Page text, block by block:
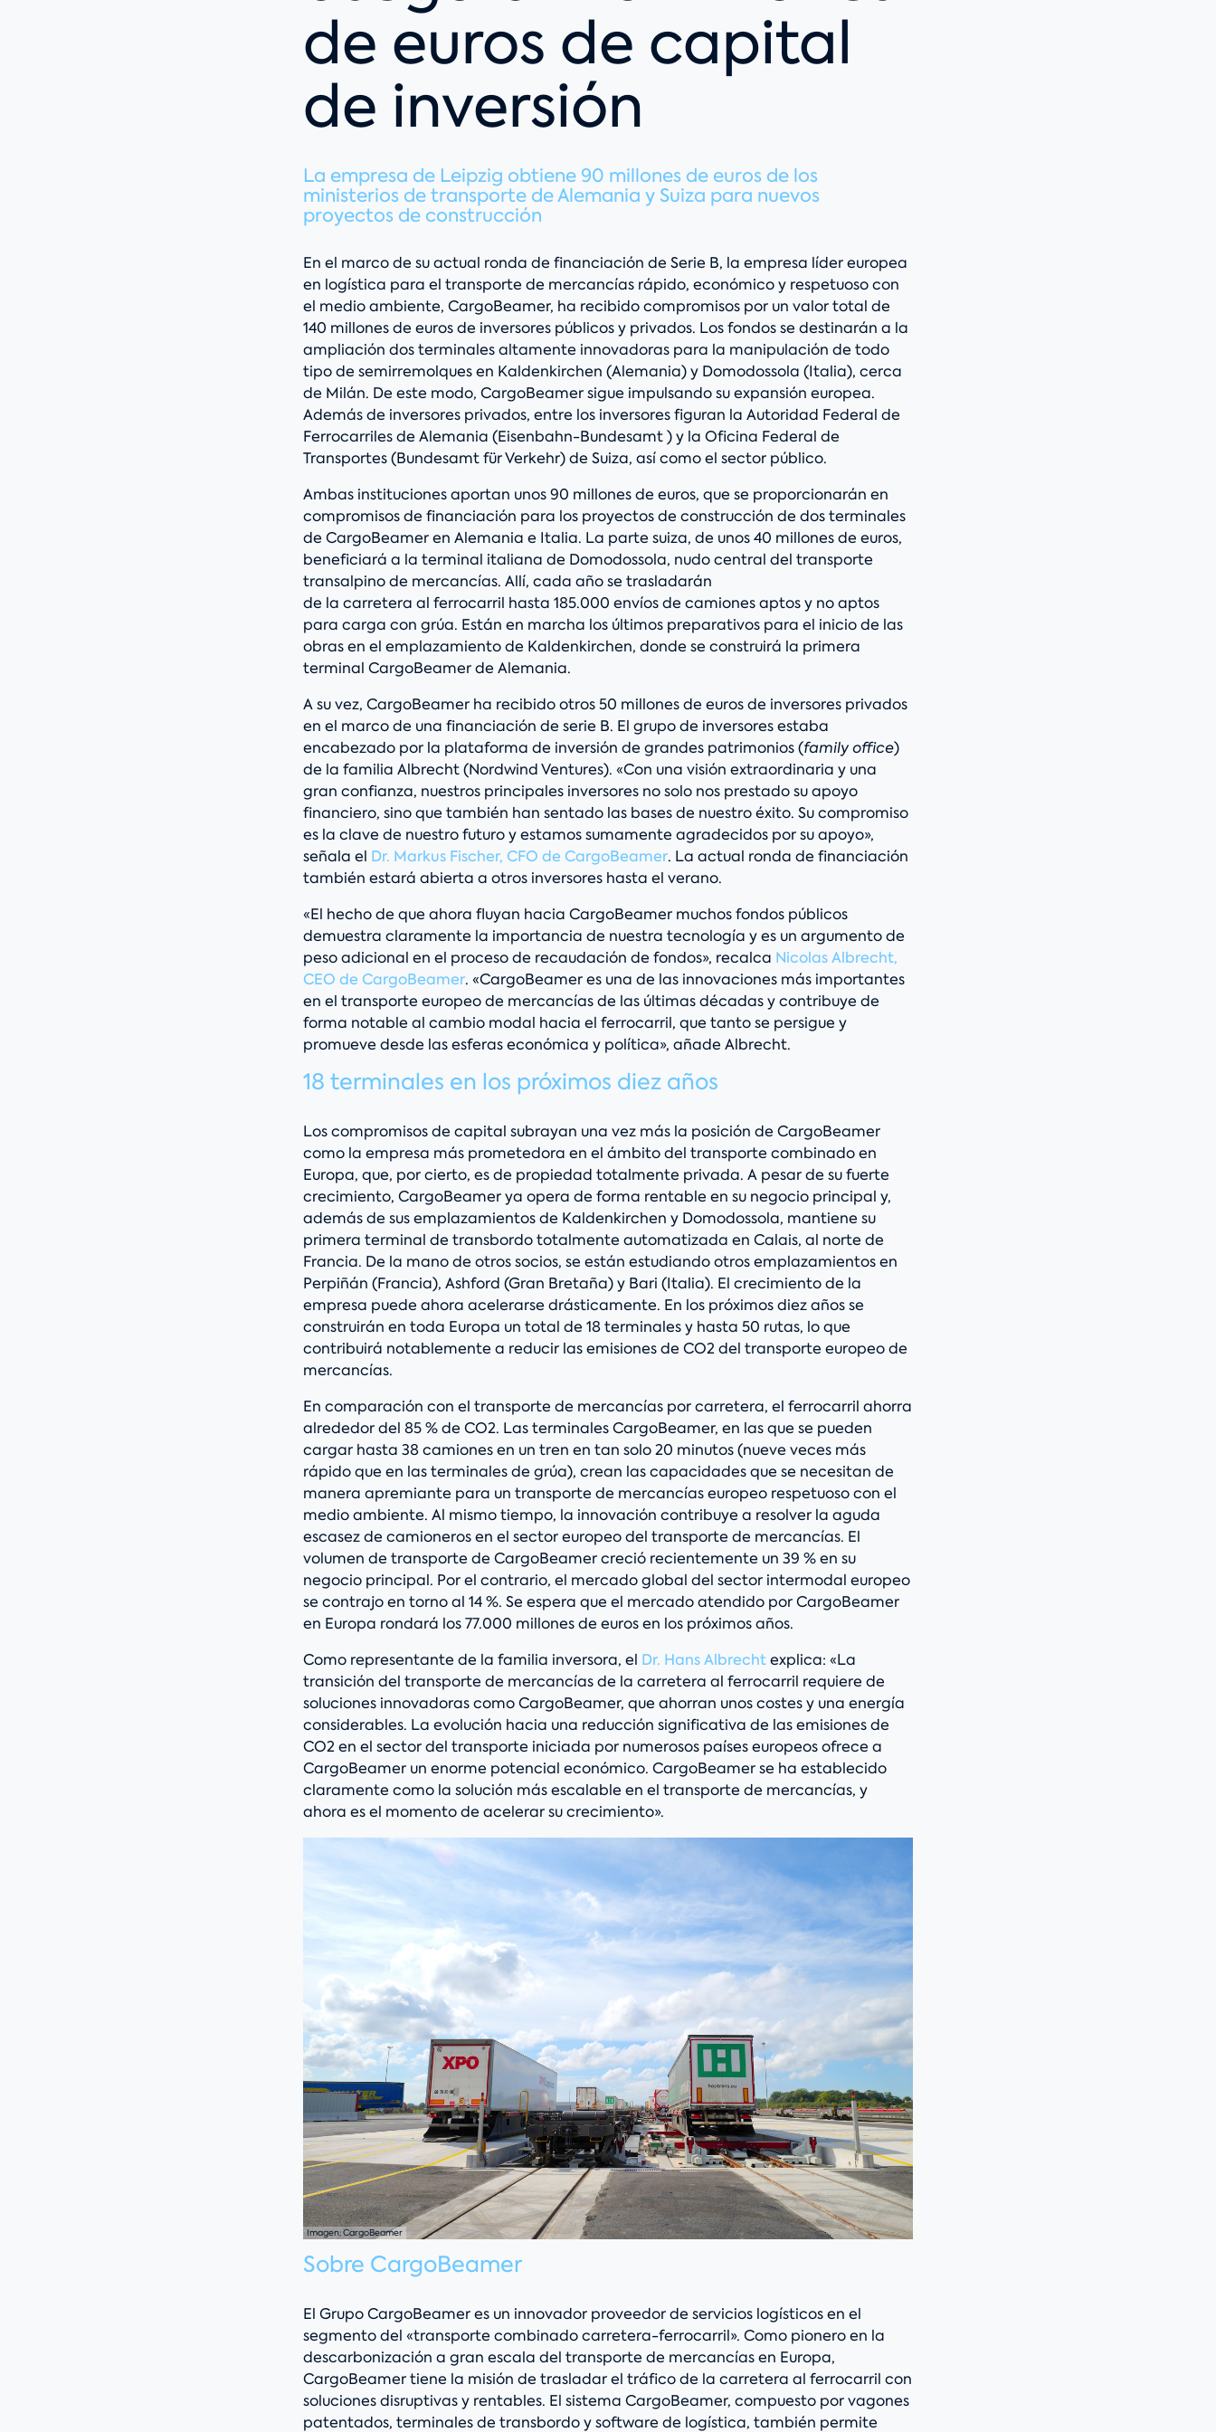
de euros de capital
de inversión
La empresa de Leipzig obtiene 90 millones de euros de los
ministerios de transporte de Alemania y Suiza para nuevos
proyectos de construcción
En el marco de su actual ronda de financiación de Serie B, la empresa líder europea
en logística para el transporte de mercancías rápido, económico y respetuoso con
el medio ambiente, CargoBeamer, ha recibido compromisos por un valor total de
140 millones de euros de inversores públicos y privados. Los fondos se destinarán a la
ampliación dos terminales altamente innovadoras para la manipulación de todo
tipo de semirremolques en Kaldenkirchen (Alemania) y Domodossola (Italia), cerca
de Milán. De este modo, CargoBeamer sigue impulsando su expansión europea.
Además de inversores privados, entre los inversores figuran la Autoridad Federal de
Ferrocarriles de Alemania (Eisenbahn-Bundesamt ) y la Oficina Federal de
Transportes (Bundesamt für Verkehr) de Suiza, así como el sector público.
Ambas instituciones aportan unos 90 millones de euros, que se proporcionarán en
compromisos de financiación para los proyectos de construcción de dos terminales
de CargoBeamer en Alemania e Italia. La parte suiza, de unos 40 millones de euros,
beneficiará a la terminal italiana de Domodossola, nudo central del transporte
transalpino de mercancías. Allí, cada año se trasladarán
de la carretera al ferrocarril hasta 185.000 envíos de camiones aptos y no aptos
para carga con grúa. Están en marcha los últimos preparativos para el inicio de las
obras en el emplazamiento de Kaldenkirchen, donde se construirá la primera
terminal CargoBeamer de Alemania.
A su vez, CargoBeamer ha recibido otros 50 millones de euros de inversores privados
en el marco de una financiación de serie B. El grupo de inversores estaba
encabezado por la plataforma de inversión de grandes patrimonios (family office)
de la familia Albrecht (Nordwind Ventures). «Con una visión extraordinaria y una
gran confianza, nuestros principales inversores no solo nos prestado su apoyo
financiero, sino que también han sentado las bases de nuestro éxito. Su compromiso
es la clave de nuestro futuro y estamos sumamente agradecidos por su apoyo»,
señala el Dr. Markus Fischer, CFO de CargoBeamer. La actual ronda de financiación
también estará abierta a otros inversores hasta el verano.
«El hecho de que ahora fluyan hacia CargoBeamer muchos fondos públicos
demuestra claramente la importancia de nuestra tecnología y es un argumento de
peso adicional en el proceso de recaudación de fondos», recalca Nicolas Albrecht,
CEO de CargoBeamer. «CargoBeamer es una de las innovaciones más importantes
en el transporte europeo de mercancías de las últimas décadas y contribuye de
forma notable al cambio modal hacia el ferrocarril, que tanto se persigue y
promueve desde las esferas económica y política», añade Albrecht.
18 terminales en los próximos diez años
Los compromisos de capital subrayan una vez más la posición de CargoBeamer
como la empresa más prometedora en el ámbito del transporte combinado en
Europa, que, por cierto, es de propiedad totalmente privada. A pesar de su fuerte
crecimiento, CargoBeamer ya opera de forma rentable en su negocio principal y,
además de sus emplazamientos de Kaldenkirchen y Domodossola, mantiene su
primera terminal de transbordo totalmente automatizada en Calais, al norte de
Francia. De la mano de otros socios, se están estudiando otros emplazamientos en
Perpiñán (Francia), Ashford (Gran Bretaña) y Bari (Italia). El crecimiento de la
empresa puede ahora acelerarse drásticamente. En los próximos diez años se
construirán en toda Europa un total de 18 terminales y hasta 50 rutas, lo que
contribuirá notablemente a reducir las emisiones de CO2 del transporte europeo de
mercancías.
En comparación con el transporte de mercancías por carretera, el ferrocarril ahorra
alrededor del 85 % de CO2. Las terminales CargoBeamer, en las que se pueden
cargar hasta 38 camiones en un tren en tan solo 20 minutos (nueve veces más
rápido que en las terminales de grúa), crean las capacidades que se necesitan de
manera apremiante para un transporte de mercancías europeo respetuoso con el
medio ambiente. Al mismo tiempo, la innovación contribuye a resolver la aguda
escasez de camioneros en el sector europeo del transporte de mercancías. El
volumen de transporte de CargoBeamer creció recientemente un 39 % en su
negocio principal. Por el contrario, el mercado global del sector intermodal europeo
se contrajo en torno al 14 %. Se espera que el mercado atendido por CargoBeamer
en Europa rondará los 77.000 millones de euros en los próximos años.
Como representante de la familia inversora, el Dr. Hans Albrechtexplica: «La
transición del transporte de mercancías de la carretera al ferrocarril requiere de
soluciones innovadoras como CargoBeamer, que ahorran unos costes y una energía
considerables. La evolución hacia una reducción significativa de las emisiones de
CO2 en el sector del transporte iniciada por numerosos países europeos ofrece a
CargoBeamer un enorme potencial económico. CargoBeamer se ha establecido
claramente como la solución más escalable en el transporte de mercancías, y
ahora es el momento de acelerar su crecimiento».
Imagen: CargoBeamer
Sobre CargoBeamer
El Grupo CargoBeamer es un innovador proveedor de servicios logísticos en el
segmento del «transporte combinado carretera-ferrocarril». Como pionero en la
descarbonización a gran escala del transporte de mercancías en Europa,
CargoBeamer tiene la misión de trasladar el tráfico de la carretera al ferrocarril con
soluciones disruptivas y rentables. El sistema CargoBeamer, compuesto por vagones
patentados, terminales de transbordo y software de logística, también permite